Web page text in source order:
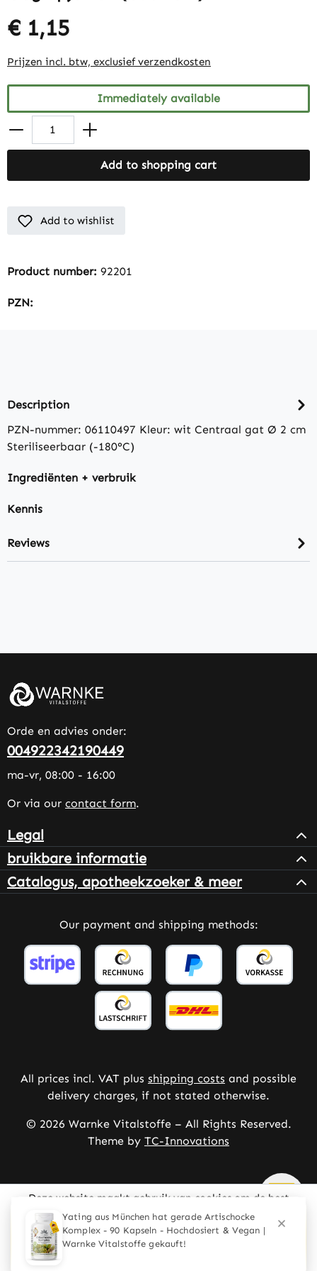
€ 1,15
Prijzen incl. btw, exclusief verzendkosten
Immediately available
Add to shopping cart
Add to wishlist
Product number: 92201
PZN:
Description
PZN-nummer: 06110497 Kleur: wit Centraal gat Ø 2 cm
Steriliseerbaar (-180°C)
Ingrediënten + verbruik
Kennis
Reviews
Orde en advies onder:
004922342190449
ma-vr, 08:00 - 16:00
Or via our contact form.
Legal
bruikbare informatie
Catalogus, apotheekzoeker & meer
Our payment and shipping methods:
All prices incl. VAT plus shipping costs and possible
delivery charges, if not stated otherwise.
© 2026 Warnke Vitalstoffe – All Rights Reserved.
Theme by TC-Innovations
Deze website maakt gebruik van cookies om de best
mogelijke ervaring te biedenMeer informatie ...
Alleen technisch noodzakelijke
Configureren
Yating aus München hat gerade Artischocke
Komplex - 90 Kapseln - Hochdosiert & Vegan |
Warnke Vitalstoffe gekauft!